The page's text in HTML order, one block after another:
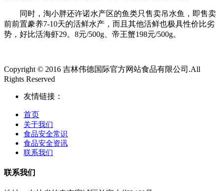
同时，淘小胖还许诺水产区的鱼类只售卖吊水鱼，即售卖
前前置豢养7-10天的活鲜水产，而且其他活鲜也极具性价比劣
势，好比活海虾29。8元/500g、帝王蟹198元/500g。
Copyright © 2016 吉林伟德国际官方网站食品有限公司.All
Rights Reserved
友情链接：
首页
关于我们
食品安全常识
食品安全资讯
联系我们
联系我们